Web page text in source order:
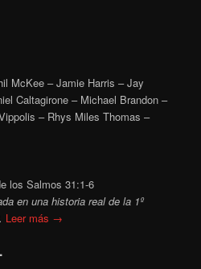
McKee – Jamie Harris – Jay
Caltagirone – Michael Brandon –
– Rhys Miles Thomas –
los Salmos 31:1-6
en una historia real de la 1º
Leer más →